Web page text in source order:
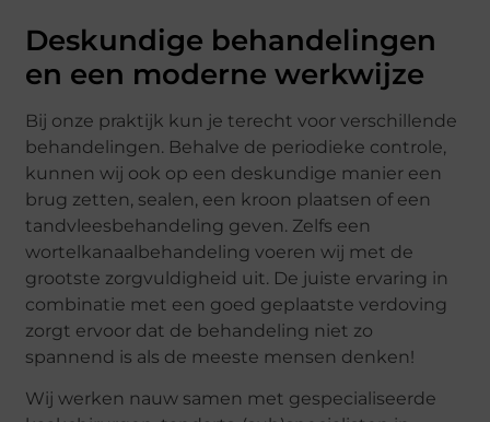
Deskundige behandelingen
en een moderne werkwijze
Bij onze praktijk kun je terecht voor verschillende
behandelingen. Behalve de periodieke controle,
kunnen wij ook op een deskundige manier een
brug zetten, sealen, een kroon plaatsen of een
tandvleesbehandeling geven. Zelfs een
wortelkanaalbehandeling voeren wij met de
grootste zorgvuldigheid uit. De juiste ervaring in
combinatie met een goed geplaatste verdoving
zorgt ervoor dat de behandeling niet zo
spannend is als de meeste mensen denken!
Wij werken nauw samen met gespecialiseerde